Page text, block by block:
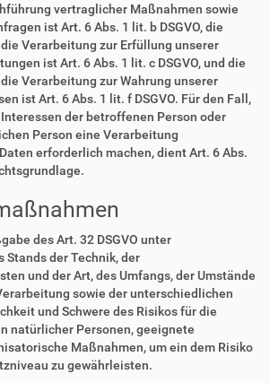
vertraglicher Maßnahmen sowie
ist Art. 6 Abs. 1 lit. b DSGVO, die
Verarbeitung zur Erfüllung unserer
ist Art. 6 Abs. 1 lit. c DSGVO, und die
Verarbeitung zur Wahrung unserer
ist Art. 6 Abs. 1 lit. f DSGVO. Für den Fall,
der betroffenen Person oder
Person eine Verarbeitung
erforderlich machen, dient Art. 6 Abs.
des Art. 32 DSGVO unter
Stands der Technik, der
und der Art, des Umfangs, der Umstände
sowie der unterschiedlichen
und Schwere des Risikos für die
natürlicher Personen, geeignete
Maßnahmen, um ein dem Risiko
zu gewährleisten.